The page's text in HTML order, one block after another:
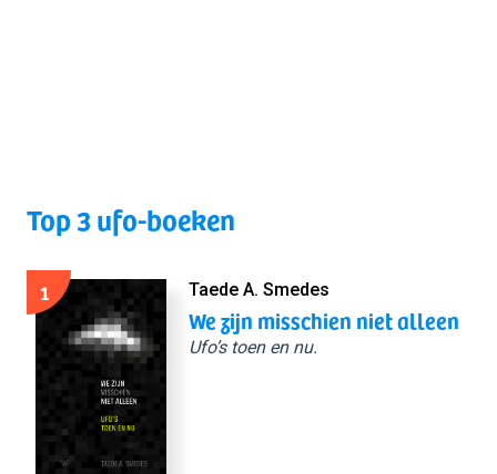
Top 3 ufo-boeken
1 Taede A. Smedes
We zijn misschien niet alleen
Ufo’s toen en nu.